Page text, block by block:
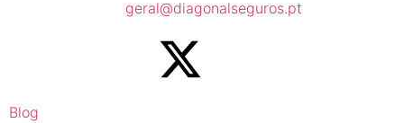
geral@diagonalseguros.pt
Blog